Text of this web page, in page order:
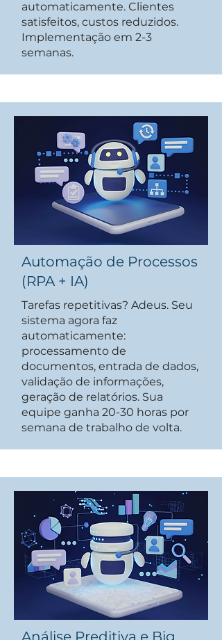
automaticamente. Clientes
satisfeitos, custos reduzidos.
Implementação em 2-3
semanas.
Automação de Processos
(RPA + IA)
Tarefas repetitivas? Adeus. Seu
sistema agora faz
automaticamente:
processamento de
documentos, entrada de dados,
validação de informações,
geração de relatórios. Sua
equipe ganha 20-30 horas por
semana de trabalho de volta.
Análise Preditiva e Big